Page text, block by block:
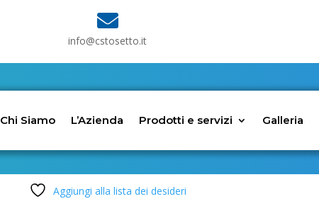

info@cstosetto.it
Chi Siamo L’Azienda Prodotti e servizi Galleria
Aggiungi alla lista dei desideri